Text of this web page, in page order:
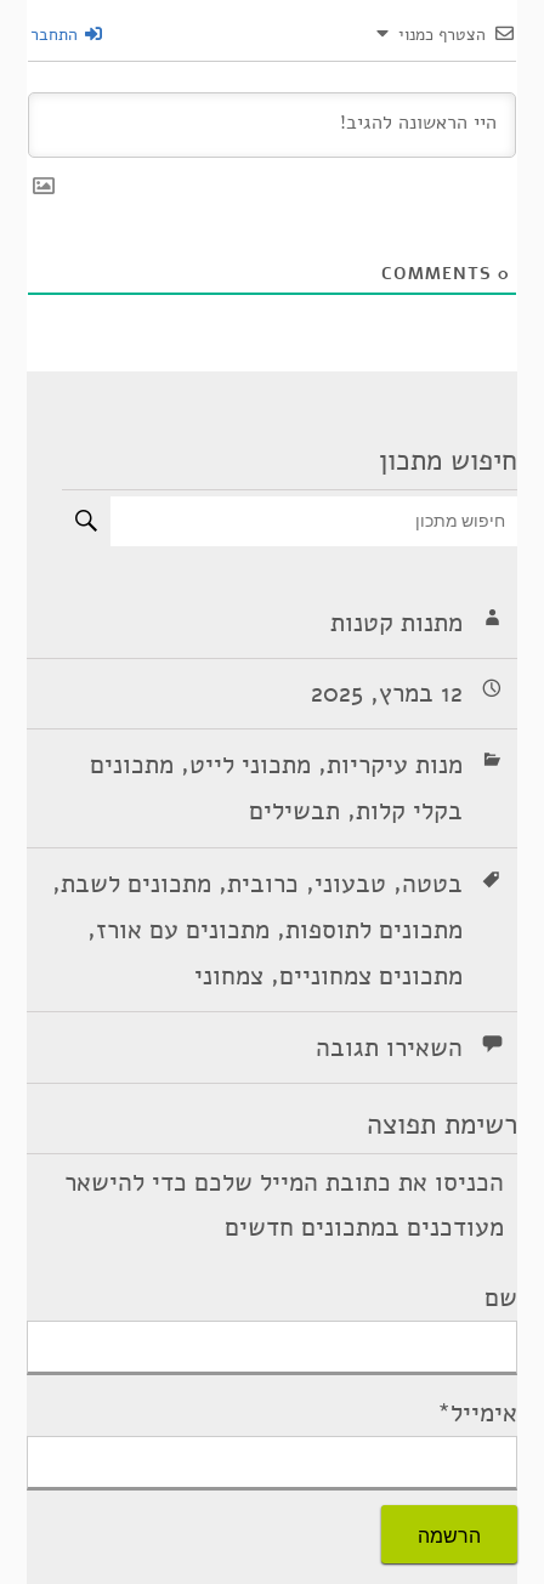
הצטרף כמנוי התחבר
0
חיפוש מתכון
מתנות קטנות
12 במרץ, 2025
מנות עיקריות, מתכוני לייט, מתכונים
בקלי קלות, תבשילים
בטטה, טבעוני, כרובית, מתכונים לשבת,
מתכונים לתוספות, מתכונים עם אורז,
מתכונים צמחוניים, צמחוני
השאירו תגובה
רשימת תפוצה
הכניסו את כתובת המייל שלכם כדי להישאר
מעודכנים במתכונים חדשים
שם
אימייל*